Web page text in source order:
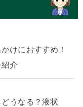
けにおすすめ！
介
どうなる？液状